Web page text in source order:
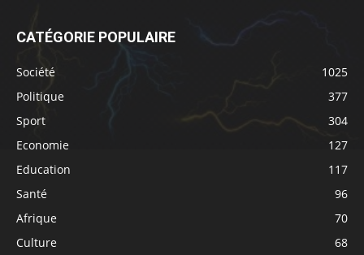
CATÉGORIE POPULAIRE
Société
1025
Politique
377
Sport
304
Economie
127
Education
117
Santé
96
Afrique
70
Culture
68